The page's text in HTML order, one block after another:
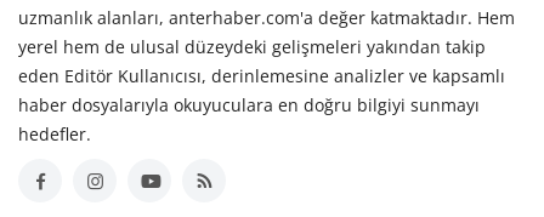
uzmanlık alanları, anterhaber.com'a değer katmaktadır. Hem
yerel hem de ulusal düzeydeki gelişmeleri yakından takip
eden Editör Kullanıcısı, derinlemesine analizler ve kapsamlı
haber dosyalarıyla okuyuculara en doğru bilgiyi sunmayı
hedefler.